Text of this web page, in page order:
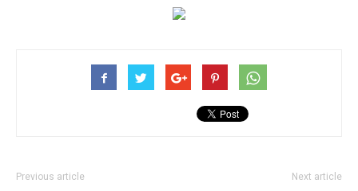
Previous article Next article